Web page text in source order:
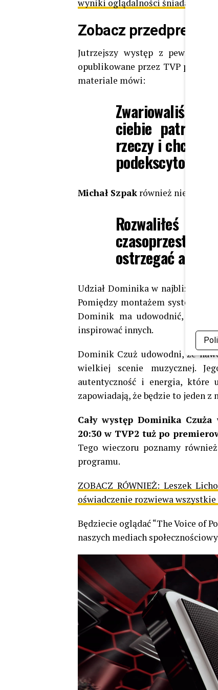
wyniki oglądalności śniadaniówek
Zobacz
Jutrzejszy występ z pewnością
opublikowane przez TVP
materiale mówi:
Zwariowaliśmy
ciebie patrzeć,
rzeczy i chcę
podekscytowana
Michał Szpak również nie kryje
Rozwaliłeś
ostrzegać
Udział Dominika w najbliższym
Pomiędzy montażem systemów
Dominik ma udowodnić, że
inspirować innych.
Dominik Czuż udowodni, że
wielkiej scenie muzycznej.
autentyczność i energia, które
zapowiadają, że będzie to jeden
Cały występ Dominika
20:30 w TVP2 tuż po
Tego wieczoru poznamy
programu.
ZOBACZ RÓWNIEŻ: Leszek
oświadczenie rozwiewa
Będziecie oglądać “The Voice of
naszych mediach